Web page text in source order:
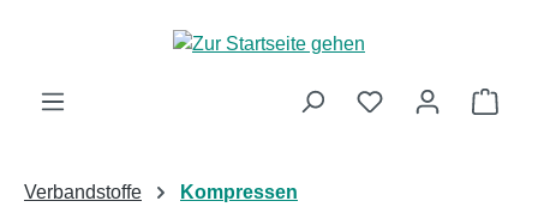
Zum Hauptinhalt springen
Verbandstoffe Kompressen